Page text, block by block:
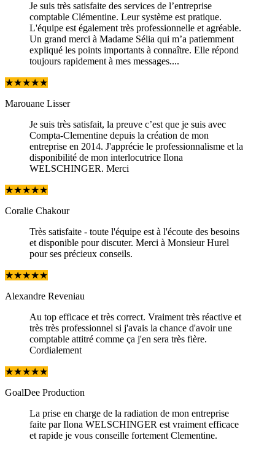
Je suis très satisfaite des services de l’entreprise
comptable Clémentine. Leur système est pratique.
L'équipe est également très professionnelle et agréable.
Un grand merci à Madame Sélia qui m’a patiemment
expliqué les points importants à connaître. Elle répond
toujours rapidement à mes messages....
★★★★★
Marouane Lisser
Je suis très satisfait, la preuve c’est que je suis avec
Compta-Clementine depuis la création de mon
entreprise en 2014. J'apprécie le professionnalisme et la
disponibilité de mon interlocutrice Ilona
WELSCHINGER. Merci
★★★★★
Coralie Chakour
Très satisfaite - toute l'équipe est à l'écoute des besoins
et disponible pour discuter. Merci à Monsieur Hurel
pour ses précieux conseils.
★★★★★
Alexandre Reveniau
Au top efficace et très correct. Vraiment très réactive et
très très professionnel si j'avais la chance d'avoir une
comptable attitré comme ça j'en sera très fière.
Cordialement
★★★★★
GoalDee Production
La prise en charge de la radiation de mon entreprise
faite par Ilona WELSCHINGER est vraiment efficace
et rapide je vous conseille fortement Clementine.